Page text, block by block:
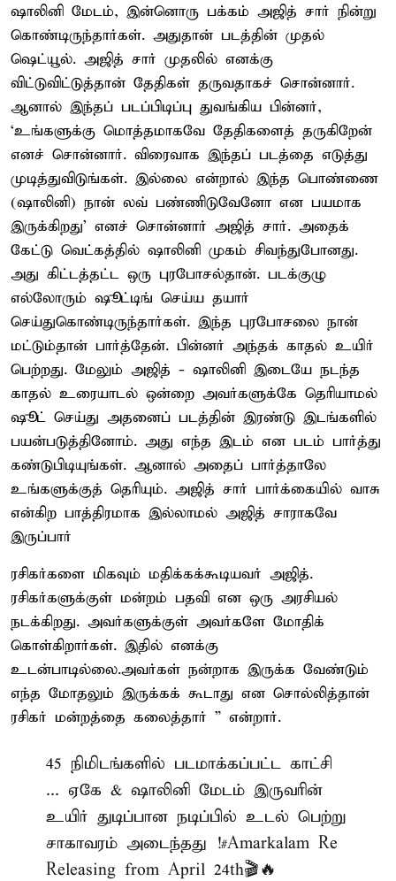
ஷாலினி மேடம், இன்னொரு பக்கம் அஜித் சார் நின்று
கொண்டிருந்தார்கள். அதுதான் படத்தின் முதல்
ஷெட்யூல். அஜித் சார் முதலில் எனக்கு
விட்டுவிட்டுத்தான் தேதிகள் தருவதாகச் சொன்னார்.
ஆனால் இந்தப் படப்பிடிப்பு துவங்கிய பின்னர்,
`உங்களுக்கு மொத்தமாகவே தேதிகளைத் தருகிறேன்
எனச் சொன்னார். விரைவாக இந்தப் படத்தை எடுத்து
முடித்துவிடுங்கள். இல்லை என்றால் இந்த பொண்ணை
(ஷாலினி) நான் லவ் பண்ணிடுவேனோ என பயமாக
இருக்கிறது' எனச் சொன்னார் அஜித் சார். அதைக்
கேட்டு வெட்கத்தில் ஷாலினி முகம் சிவந்துபோனது.
அது கிட்டத்தட்ட ஒரு புரபோசல்தான். படக்குழு
எல்லோரும் ஷூட்டிங் செய்ய தயார்
செய்துகொண்டிருந்தார்கள். இந்த புரபோசலை நான்
மட்டும்தான் பார்த்தேன். பின்னர் அந்தக் காதல் உயிர்
பெற்றது. மேலும் அஜித் - ஷாலினி இடையே நடந்த
காதல் உரையாடல் ஒன்றை அவர்களுக்கே தெரியாமல்
ஷூட் செய்து அதனைப் படத்தின் இரண்டு இடங்களில்
பயன்படுத்தினோம். அது எந்த இடம் என படம் பார்த்து
கண்டுபிடியுங்கள். ஆனால் அதைப் பார்த்தாலே
உங்களுக்குத் தெரியும். அஜித் சார் பார்க்கையில் வாசு
என்கிற பாத்திரமாக இல்லாமல் அஜித் சாராகவே
இருப்பார்
ரசிகர்களை மிகவும் மதிக்கக்கூடியவர் அஜித்.
ரசிகர்களுக்குள் மன்றம் பதவி என ஒரு அரசியல்
நடக்கிறது. அவர்களுக்குள் அவர்களே மோதிக்
கொள்கிறார்கள். இதில் எனக்கு
உடன்பாடில்லை.அவர்கள் நன்றாக இருக்க வேண்டும்
எந்த மோதலும் இருக்கக் கூடாது என சொல்லித்தான்
ரசிகர் மன்றத்தை கலைத்தார் ” என்றார்.
45 நிமிடங்களில் படமாக்கப்பட்ட காட்சி
... ஏகே & ஷாலினி மேடம் இருவரின்
உயிர் துடிப்பான நடிப்பில் உடல் பெற்று
சாகாவரம் அடைந்தது !#Amarkalam Re
Releasing from April 24th🎬🔥